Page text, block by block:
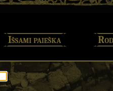
Išsami paieška